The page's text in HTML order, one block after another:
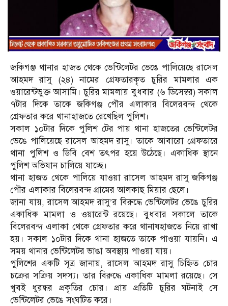
জকিগঞ্জ থানার হাজত থেকে ভেন্টিলেটর ভেঙে পালিয়েছে রাসেল
আহমদ রাসু (২৪) নামের গ্রেফতারকৃত চুরির মামলার এক
ওয়ারেন্টভুক্ত আসামি। চুরির মামলায় বুধবার (৬ ডিসেম্বর) সকাল
৭টার দিকে তাকে জকিগঞ্জ পৌর এলাকার বিলেরবন্দ থেকে
গ্রেফতার করে থানাহাজতে রেখেছিল পুলিশ।
সকাল ১০টার দিকে পুলিশ টের পায় থানা হাজতের ভেন্টিলেটর
ভেঙে পালিয়েছে রাসেল আহমদ রাসু। তাকে আবারো গ্রেফতারে
থানা পুলিশ ও ডিবি বেশ তৎপর হয়ে উঠেছে। একাধিক স্থানে
পুলিশ অভিযান চালিয়ে যাচ্ছে।
থানা হাজত থেকে পালিয়ে যাওয়া রাসেল আহমদ রাসু জকিগঞ্জ
পৌর এলাকার বিলেরবন্দ গ্রামের আলকাছ মিয়ার ছেলে।
জানা যায়, রাসেল আহমদ রাসু’র বিরুদ্ধে ভেন্টিলেটর ভেঙে চুরির
একাধিক মামলা ও ওয়ারেন্ট রয়েছে। বুধবার সকালে তাকে
বিলেরবন্দ এলাকা থেকে গ্রেফতার করে থানাষহাজতে নিয়ে রাখা
হয়। সকাল ১০টার দিকে থানা হাজতে তাকে পাওয়া যায়নি। এ
সময় থানার ভেন্টিলেটর ভাঙা অবস্থায় পাওয়া যায়।
পুলিশের একটি সূত্র জানায়, রাসেল আহমদ রাসু চিহ্নিত চোর
চক্রের সক্রিয় সদস্য। তার বিরুদ্ধে একাধিক মামলা রয়েছে। সে
খুবই ধুরন্ধর প্রকৃতির চোর। প্রায় প্রতিটি চুরির ঘটনাই সে
ভেন্টিলেটর ভেঙে সংঘটিত করে।